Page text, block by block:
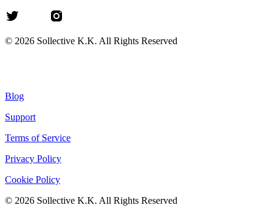
© 2026 Sollective K.K. All Rights Reserved
Blog
Support
Terms of Service
Privacy Policy
Cookie Policy
© 2026 Sollective K.K. All Rights Reserved